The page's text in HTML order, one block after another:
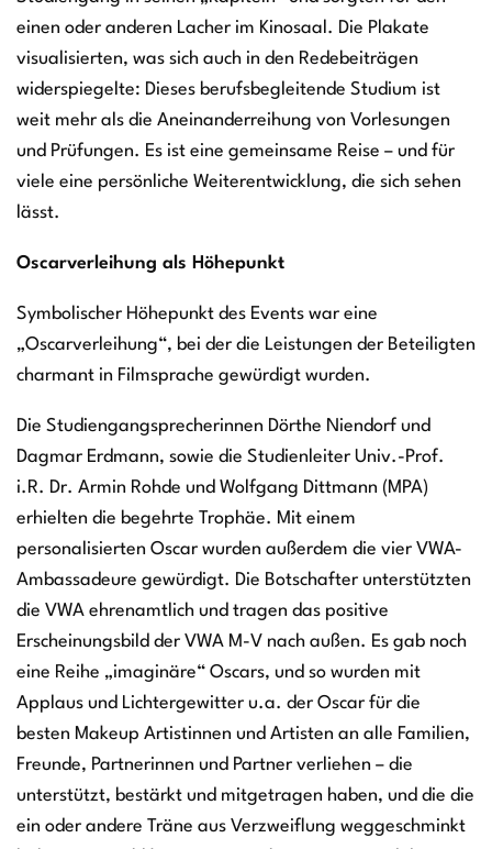
einen oder anderen Lacher im Kinosaal. Die Plakate
visualisierten, was sich auch in den Redebeiträgen
widerspiegelte: Dieses berufsbegleitende Studium ist
weit mehr als die Aneinanderreihung von Vorlesungen
und Prüfungen. Es ist eine gemeinsame Reise – und für
viele eine persönliche Weiterentwicklung, die sich sehen
lässt.
Oscarverleihung als Höhepunkt
Symbolischer Höhepunkt des Events war eine
„Oscarverleihung“, bei der die Leistungen der Beteiligten
charmant in Filmsprache gewürdigt wurden.
Die Studiengangsprecherinnen Dörthe Niendorf und
Dagmar Erdmann, sowie die Studienleiter Univ.-Prof.
i.R. Dr. Armin Rohde und Wolfgang Dittmann (MPA)
erhielten die begehrte Trophäe. Mit einem
personalisierten Oscar wurden außerdem die vier VWA-
Ambassadeure gewürdigt. Die Botschafter unterstützten
die VWA ehrenamtlich und tragen das positive
Erscheinungsbild der VWA M-V nach außen. Es gab noch
eine Reihe „imaginäre“ Oscars, und so wurden mit
Applaus und Lichtergewitter u.a. der Oscar für die
besten Makeup Artistinnen und Artisten an alle Familien,
Freunde, Partnerinnen und Partner verliehen – die
unterstützt, bestärkt und mitgetragen haben, und die die
ein oder andere Träne aus Verzweiflung weggeschminkt